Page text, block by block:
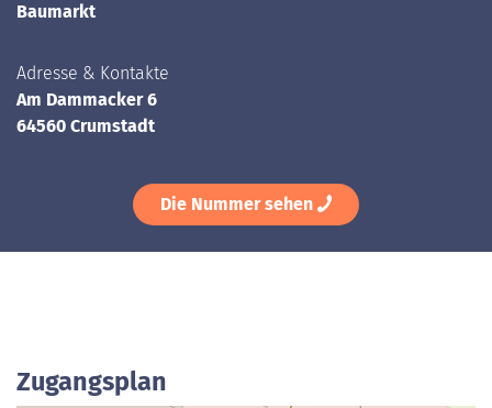
Baumarkt
Adresse & Kontakte
Am Dammacker 6
64560 Crumstadt
Die Nummer sehen
Zugangsplan